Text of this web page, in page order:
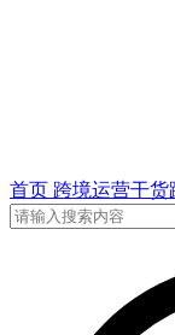
首页 跨境运营干货